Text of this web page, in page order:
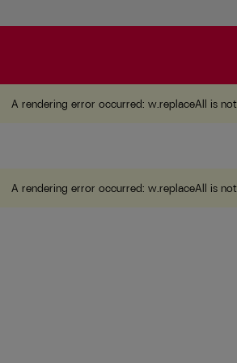
A rendering error occurred:
A rendering error occurred: w.replaceAll is
A rendering error occurred: w.replaceAll is